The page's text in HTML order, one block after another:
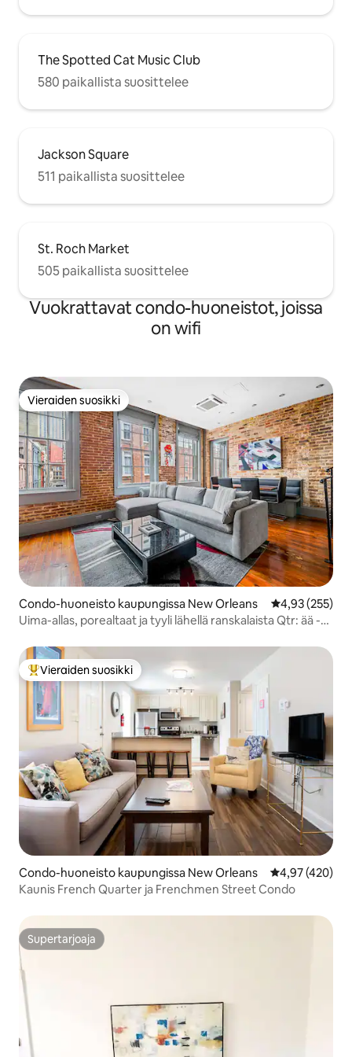
The Spotted Cat Music Club
580 paikallista suosittelee
Jackson Square
511 paikallista suosittelee
St. Roch Market
505 paikallista suosittelee
Vuokrattavat condo-huoneistot, joissa
on wifi
Vieraiden suosikki
Vieraiden suosikki
Condo-huoneisto kaupungissa New Orleans
4,93 (255)
Uima-allas, porealtaat ja tyyli lähellä ranskalaista Qtr: ää -
Vieraiden suosikkien parhaimmistoa
Vieraiden suosikki
Condo-huoneisto kaupungissa New Orleans
4,97 (420)
Kaunis French Quarter ja Frenchmen Street Condo
Supertarjoaja
Supertarjoaja